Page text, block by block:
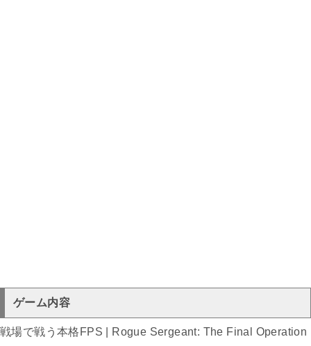
ゲーム内容
戦場で戦う本格FPS | Rogue Sergeant: The Final Operation